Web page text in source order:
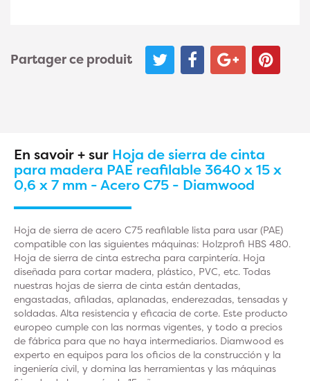
Partager ce produit
En savoir + sur Hoja de sierra de cinta
para madera PAE reafilable 3640 x 15 x
0,6 x 7 mm - Acero C75 - Diamwood
Hoja de sierra de acero C75 reafilable lista para usar (PAE)
compatible con las siguientes máquinas: Holzprofi HBS 480.
Hoja de sierra de cinta estrecha para carpintería. Hoja
diseñada para cortar madera, plástico, PVC, etc. Todas
nuestras hojas de sierra de cinta están dentadas,
engastadas, afiladas, aplanadas, enderezadas, tensadas y
soldadas. Alta resistencia y eficacia de corte. Este producto
europeo cumple con las normas vigentes, y todo a precios
de fábrica para que no haya intermediarios. Diamwood es
experto en equipos para los oficios de la construcción y la
ingeniería civil, y domina las herramientas y las máquinas